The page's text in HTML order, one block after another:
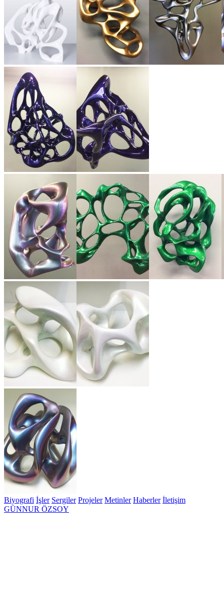
Biyografi İşler Sergiler Projeler Metinler Haberler İletişim
GÜNNUR ÖZSOY